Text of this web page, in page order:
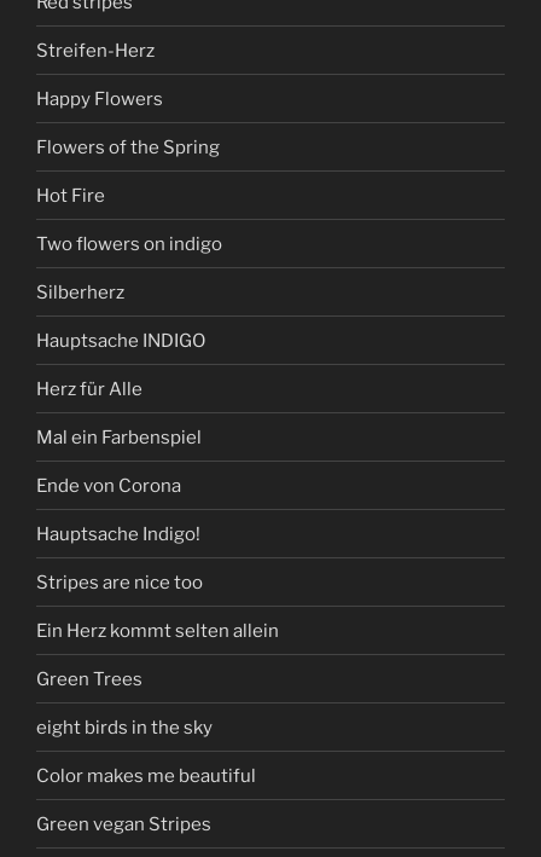
Streifen-Herz
Happy Flowers
Flowers of the Spring
Hot Fire
Two flowers on indigo
Silberherz
Hauptsache INDIGO
Herz für Alle
Mal ein Farbenspiel
Ende von Corona
Hauptsache Indigo!
Stripes are nice too
Ein Herz kommt selten allein
Green Trees
eight birds in the sky
Color makes me beautiful
Green vegan Stripes